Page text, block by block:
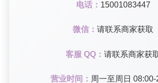
电话： 15001083447
微信： 请联系商家获取
客服 QQ： 请联系商家获
营业时间： 周一至周日 08:00-